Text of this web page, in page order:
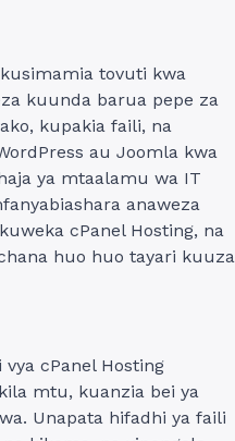
tovuti kwa
kuunda barua pepe za
kupakia faili, na
au Joomla kwa
ya mtaalamu wa IT
anaweza
cPanel Hosting, na
huo huo tayari kuuza
cPanel Hosting
mtu, kuanzia bei ya
Unapata hifadhi ya faili